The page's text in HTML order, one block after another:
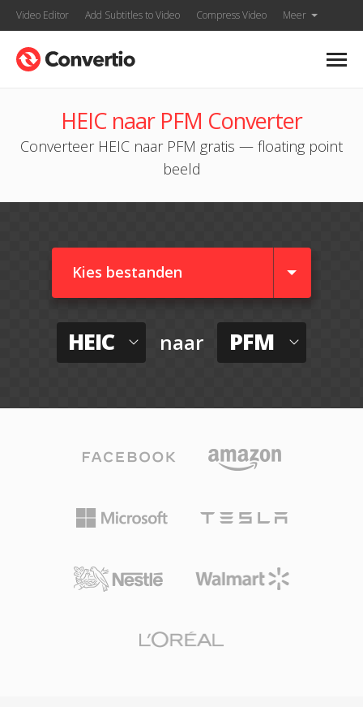
Video Editor Add Subtitles to Video Compress Video Meer
HEIC naar PFM Converter
Converteer HEIC naar PFM gratis — floating point
beeld
Kies bestanden
HEIC naar PFM